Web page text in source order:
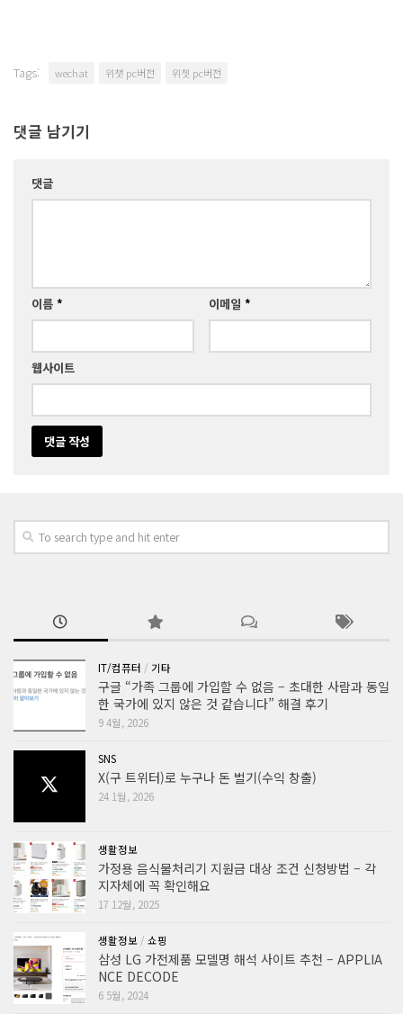
Tags: wechat 위챗 pc버전 위쳇 pc버전
댓글 남기기
댓글
이름 * 이메일 *
웹사이트
IT/컴퓨터 / 기타
구글 “가족 그룹에 가입할 수 없음 – 초대한 사람과 동일
한 국가에 있지 않은 것 같습니다” 해결 후기
9 4월, 2026
SNS
X(구 트위터)로 누구나 돈 벌기(수익 창출)
24 1월, 2026
생활정보
가정용 음식물처리기 지원금 대상 조건 신청방법 – 각
지자체에 꼭 확인해요
17 12월, 2025
생활정보 / 쇼핑
삼성 LG 가전제품 모델명 해석 사이트 추천 – APPLIA
NCE DECODE
6 5월, 2024